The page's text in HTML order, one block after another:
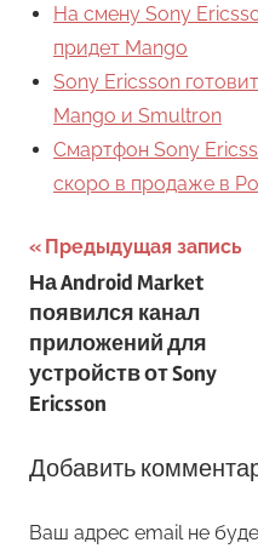
На смену Sony
придет Mango
Sony Ericsson
Mango и Smultron
Смартфон Sony
скоро в продаже в
Навигация
по
записям
Предыдущая запись
На Android Market
появился канал
приложений для
устройств от Sony
Ericsson
Добавить
Ваш адрес email не